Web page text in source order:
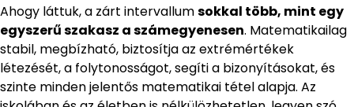
Ahogy láttuk, a zárt intervallumsokkal több, mint egy
egyszerű szakasz a számegyenesen. Matematikailag
stabil, megbízható, biztosítja az extrémértékek
létezését, a folytonosságot, segíti a bizonyításokat, és
szinte minden jelentős matematikai tétel alapja. Az